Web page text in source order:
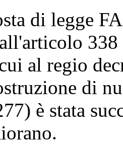
di legge
al regio
di
è stata